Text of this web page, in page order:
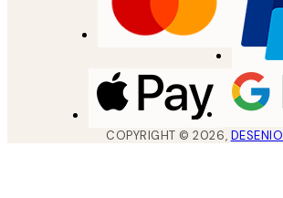
COPYRIGHT ©2026, DESENIO